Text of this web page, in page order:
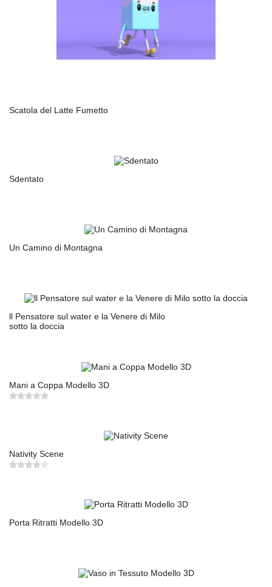
Scatola del Latte Fumetto
Sdentato
Un Camino di Montagna
ll Pensatore sul water e la Venere di Milo
sotto la doccia
Mani a Coppa Modello 3D
Nativity Scene
Porta Ritratti Modello 3D